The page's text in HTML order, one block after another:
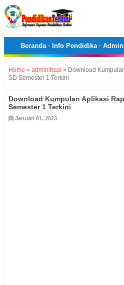
Beranda· Info Pendidika·
Home » adminitrasi » Download
SD Semester 1 Terkini
Download Kumpulan Aplikasi
Semester 1 Terkini
Januari 01, 2023